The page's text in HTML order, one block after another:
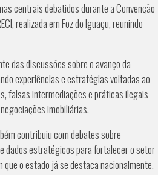
centrais debatidos durante a Convenção
realizada em Foz do Iguaçu, reunindo
das discussões sobre o avanço da
experiências e estratégias voltadas ao
falsas intermediações e práticas ilegais
imobiliárias.
contribuiu com debates sobre
dados estratégicos para fortalecer o setor
o estado já se destaca nacionalmente.